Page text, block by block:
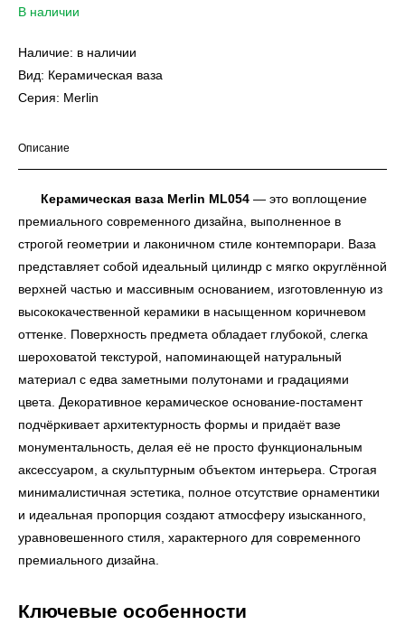
В наличии
Наличие: в наличии
Вид: Керамическая ваза
Серия: Merlin
Описание
Керамическая ваза Merlin ML054 — это воплощение
премиального современного дизайна, выполненное в
строгой геометрии и лаконичном стиле контемпорари. Ваза
представляет собой идеальный цилиндр с мягко округлённой
верхней частью и массивным основанием, изготовленную из
высококачественной керамики в насыщенном коричневом
оттенке. Поверхность предмета обладает глубокой, слегка
шероховатой текстурой, напоминающей натуральный
материал с едва заметными полутонами и градациями
цвета. Декоративное керамическое основание-постамент
подчёркивает архитектурность формы и придаёт вазе
монументальность, делая её не просто функциональным
аксессуаром, а скульптурным объектом интерьера. Строгая
минималистичная эстетика, полное отсутствие орнаментики
и идеальная пропорция создают атмосферу изысканного,
уравновешенного стиля, характерного для современного
премиального дизайна.
Ключевые особенности